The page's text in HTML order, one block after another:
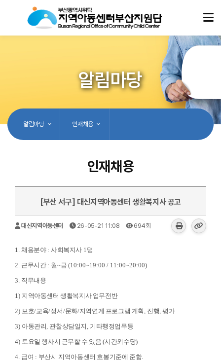
알림마당
알림마당 인재채용
인재채용
[부산 서구] 대신지역아동센터 생활복지사 공고
대신지역아동센터 26-05-21 11:08 694회
1. 채용분야 : 사회복지사 1명
2. 근무시간 : 월~금 (10:00~19:00 / 11:00~20:00)
3. 직무내용
1) 지역아동센터 생활복지사 업무전반
2) 보호/교육/정서 /문화/지역연계 프로그램 계획 , 진행,평가
3) 아동관리 , 관찰상담일지 , 기타행정업무등
4) 토요일 행사시 근무할 수 있음(시간외수당)
4. 급여 : 부산시 지역아동센터 호봉기준에 준함.